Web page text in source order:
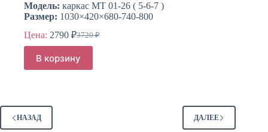
Модель: каркас МТ 01-26 ( 5-6-7 )
Размер: 1030×420×680-740-800
Цена:
3720₽
Первоначальная
цена
составляла
3720 ₽.
2790 ₽Текущая
цена:
2790 ₽.
В корзину
НАЗАД ДАЛЕЕ